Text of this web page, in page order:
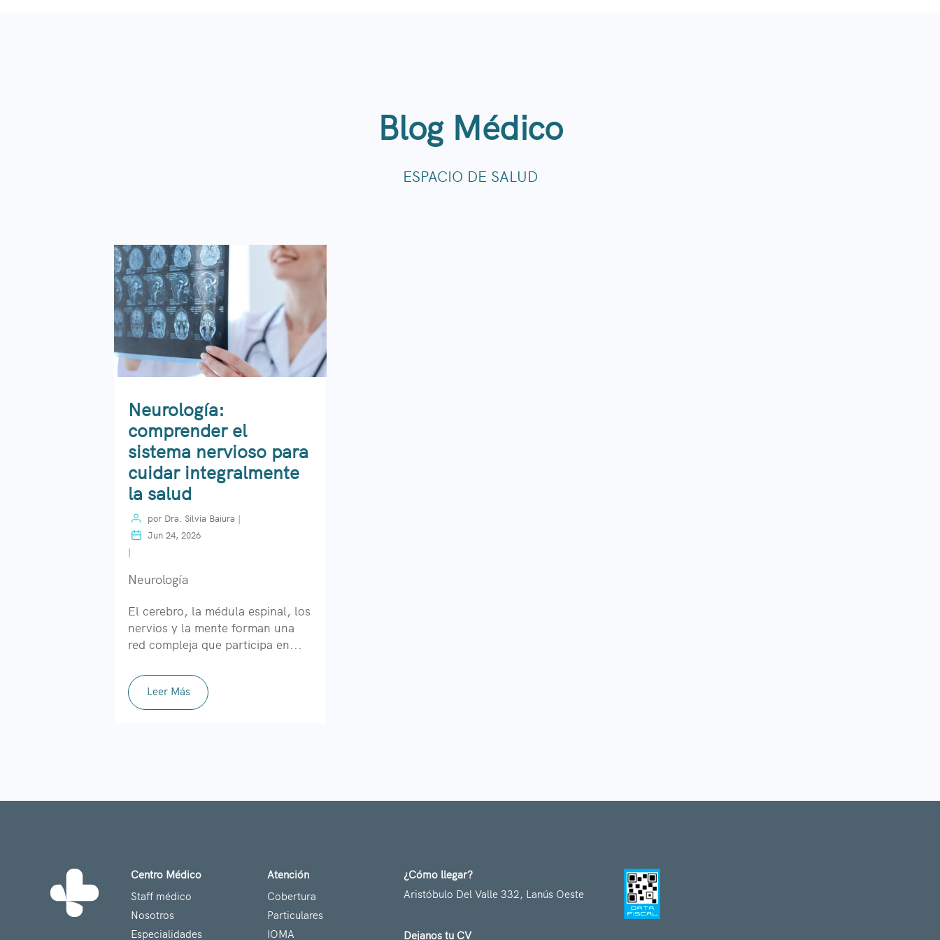
Blog Médico
ESPACIO DE SALUD
Neurología:
comprender el
sistema nervioso para
cuidar integralmente
la salud
por Dra. Silvia Baiura |
Jun 24, 2026
|
Neurología
El cerebro, la médula espinal, los
nervios y la mente forman una
red compleja que participa en...
Leer Más
Centro Médico
Staff médico
Nosotros
Especialidades
Atención
Cobertura
Particulares
IOMA
¿Cómo llegar?
Aristóbulo Del Valle 332, Lanús Oeste
Dejanos tu CV